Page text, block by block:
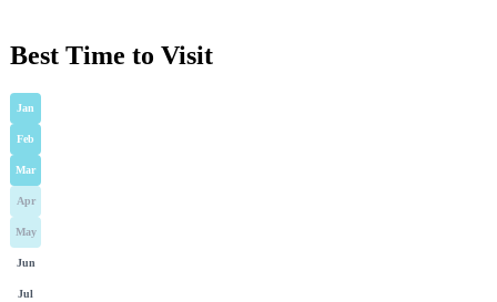
Best Time to Visit
Jan
Feb
Mar
Apr
May
Jun
Jul